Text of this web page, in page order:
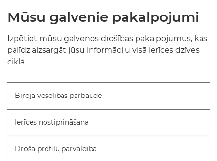
MŪSU PAKALPOJUMI
ABONEMENTA PAKALPOJUMI
SAISTĪTI PRODUKTI
IZPĒTIET VAIRĀK
SAZINIETIES AR MUMS
Mūsu galvenie pakalpojumi
Izpētiet mūsu galvenos drošības pakalpojumus, kas
palīdz aizsargāt jūsu informāciju visā ierīces dzīves
ciklā.
Biroja veselības pārbaude
Ierīces nostiprināšana
Droša profilu pārvaldība